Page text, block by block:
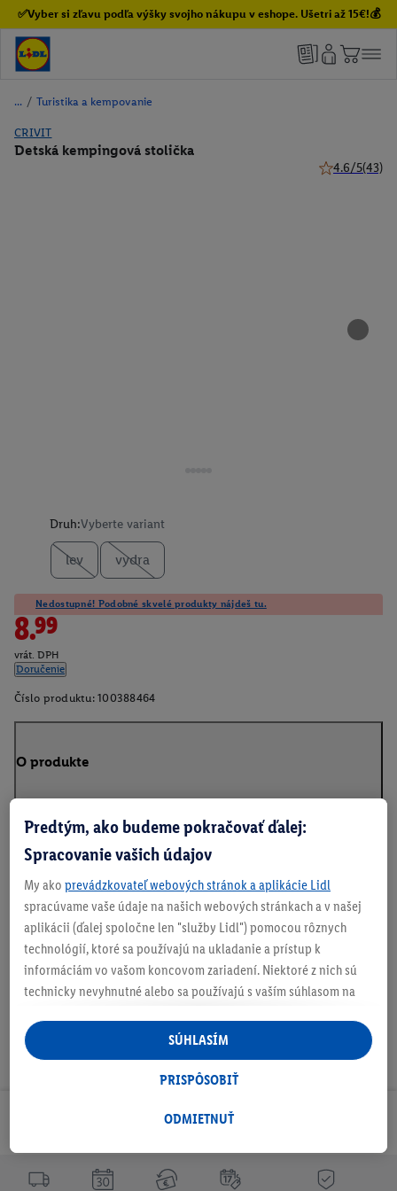
✅Vyber si zľavu podľa výšky svojho nákupu v eshope. Ušetri až 15€!💰
/ Turistika a kempovanie
CRIVIT
Detská kempingová stolička
4.6/5(43)
Druh:Vyberte variant
lev vydra
Nedostupné! Podobné skvelé produkty nájdeš tu.
8.99
vrát. DPH
Doručenie
Číslo produktu: 100388464
O produkte
Podrobnosti o bezpečnosti produktu
Na stiahnutie
Odoberaj Newsletter!
Predtým, ako budeme pokračovať ďalej:
Spracovanie vašich údajov
My ako prevádzkovateľ webových stránok a aplikácie Lidl
spracúvame vaše údaje na našich webových stránkach a v našej
aplikácii (ďalej spoločne len "služby Lidl") pomocou rôznych
technológií, ktoré sa používajú na ukladanie a prístup k
informáciám vo vašom koncovom zariadení. Niektoré z nich sú
technicky nevyhnutné alebo sa používajú s vaším súhlasom na
personalizovanú reklamu v rámci služieb Lidl aj mimo nich. Ak
ste účastníkom programu Lidl Plus, na tieto účely sa spracúvajú
aj údaje z vášho nákupného správania v obchode.
následne si vytvoríte účet Lidl Plus alebo sa prihlásite do svojho
ktorú tam uvediete, aby sme vás mohli rozpoznať v službách
ODMIETNUŤ
PRISPÔSOBIŤ
SÚHLASÍM